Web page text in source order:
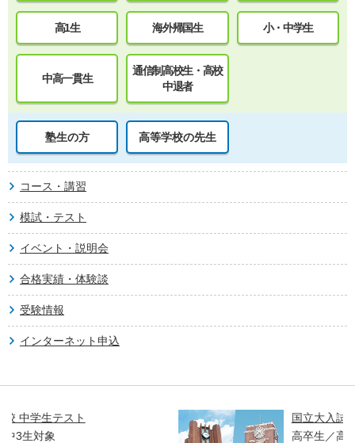
高1生 海外帰国生 小・中学生
中高一貫生
通信制高校生・高校
中退者
塾生の方 高等学校の先生
コース・講習
模試・テスト
イベント・説明会
合格実績・体験談
受験情報
インターネット申込
国立大入試オープン解説講義
高卒生／高校生対象